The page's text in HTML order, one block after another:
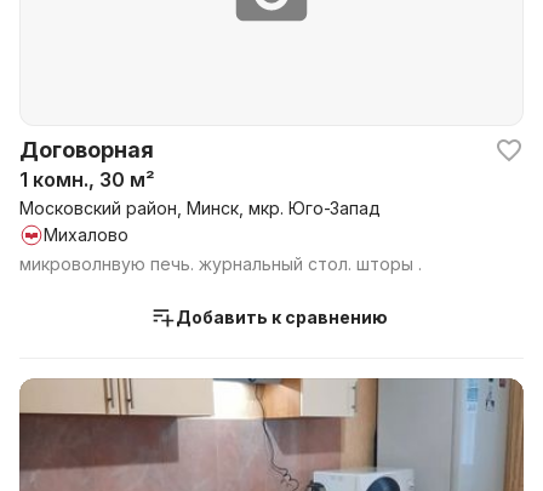
Договорная
1 комн., 30 м²
Московский район, Минск, мкр. Юго-Запад
Михалово
микроволнвую печь. журнальный стол. шторы .
Добавить к сравнению